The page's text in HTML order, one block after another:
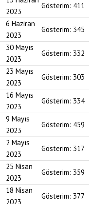
2023
Gösterim: 411
6 Haziran
2023
Gösterim: 345
30 Mayıs
2023
Gösterim: 332
23 Mayıs
2023
Gösterim: 303
16 Mayıs
2023
Gösterim: 334
9 Mayıs
2023
Gösterim: 459
2 Mayıs
2023
Gösterim: 317
25 Nisan
2023
Gösterim: 359
18 Nisan
2023
Gösterim: 377